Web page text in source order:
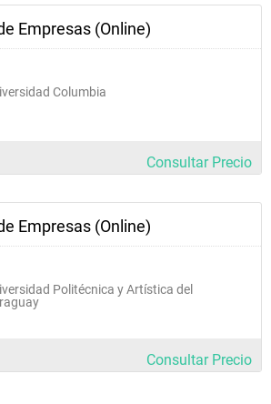
Empresas (Online)
Columbia
Consultar Precio
Empresas (Online)
Politécnica y Artística del
Consultar Precio